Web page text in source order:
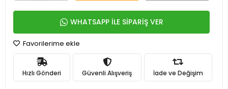
WHATSAPP İLE SİPARİŞ VER
Favorilerime ekle
Hızlı Gönderi Güvenli Alışveriş İade ve Değişim